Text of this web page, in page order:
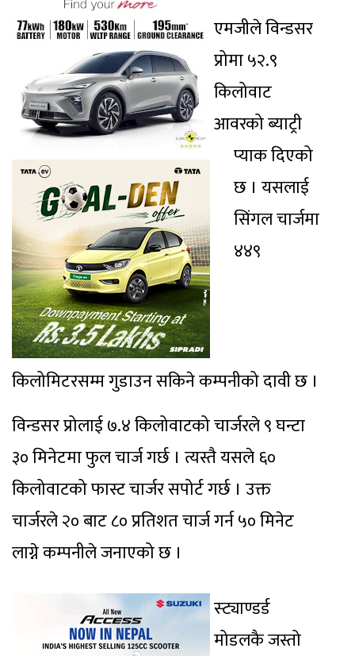
एमजीले विन्डसर
प्रोमा ५२.९
किलोवाट
आवरको ब्याट्री
प्याक दिएको
छ । यसलाई
सिंगल चार्जमा
४४९
किलोमिटरसम्म गुडाउन सकिने कम्पनीको दावी छ ।
विन्डसर प्रोलाई ७.४ किलोवाटको चार्जरले ९ घन्टा
३० मिनेटमा फुल चार्ज गर्छ । त्यस्तै यसले ६०
किलोवाटको फास्ट चार्जर सपोर्ट गर्छ । उक्त
चार्जरले २० बाट ८० प्रतिशत चार्ज गर्न ५० मिनेट
लाग्ने कम्पनीले जनाएको छ ।
स्ट्याण्डर्ड
मोडलकै जस्तो